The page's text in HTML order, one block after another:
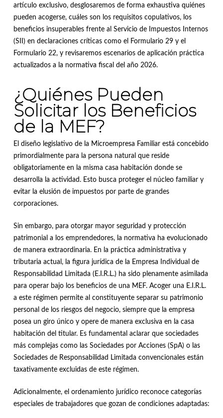
artículo exclusivo, desglosaremos de forma exhaustiva quiénes
pueden acogerse, cuáles son los requisitos copulativos, los
beneficios insuperables frente al Servicio de Impuestos Internos
(SII) en declaraciones críticas como el Formulario 29 y el
Formulario 22, y revisaremos escenarios de aplicación práctica
actualizados a la normativa fiscal del año 2026.
¿Quiénes Pueden
Solicitar los Beneficios
de la MEF?
El diseño legislativo de la Microempresa Familiar está concebido
primordialmente para la persona natural que reside
obligatoriamente en la misma casa habitación donde se
desarrolla la actividad . Esto busca proteger el núcleo familiar y
evitar la elusión de impuestos por parte de grandes
corporaciones.
Sin embargo, para otorgar mayor seguridad y protección
patrimonial a los emprendedores, la normativa ha evolucionado
de manera extraordinaria. En la práctica administrativa y
tributaria actual, la figura jurídica de la Empresa Individual de
Responsabilidad Limitada (E.I.R.L.) ha sido plenamente asimilada
para operar bajo los beneficios de una MEF. Acoger una E.I.R.L.
a este régimen permite al constituyente separar su patrimonio
personal de los riesgos del negocio, siempre que la empresa
posea un giro único y opere de manera exclusiva en la casa
habitación del titular. Es fundamental aclarar que sociedades
más complejas como las Sociedades por Acciones (SpA) o las
Sociedades de Responsabilidad Limitada convencionales están
taxativamente excluidas de este régimen.
Adicionalmente, el ordenamiento jurídico reconoce categorías
especiales de trabajadores que gozan de condiciones adaptadas: